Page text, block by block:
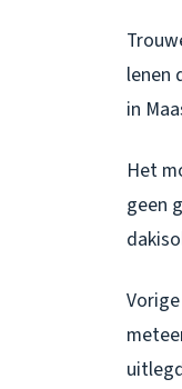
lenen
in
Het
geen